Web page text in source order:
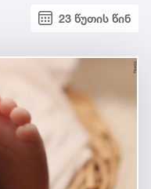
23 წუთის წინ